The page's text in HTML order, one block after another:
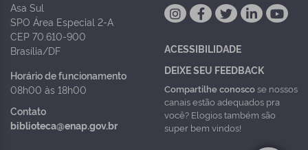
Asa Sul
SPO Área Especial 2-A
CEP 70.610-900
Brasília/DF
Horário de funcionamento
08h00 às 18h00
Contato
biblioteca@enap.gov.br
ACESSIBILIDADE
DEIXE SEU FEEDBACK
Compartilhe conoscose nossos
canais estão adequados pra
você? Elogios também são
super bem vindos!